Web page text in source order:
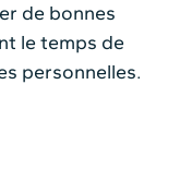
de bonnes
le temps de
personnelles.